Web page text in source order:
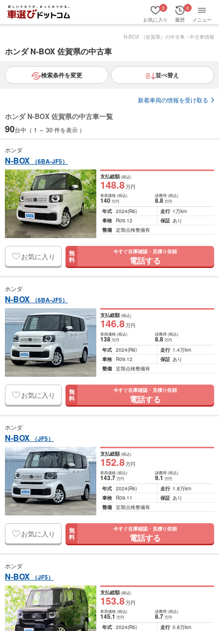
お気に入り
0
履歴
0
メニュー
N-BOX （佐賀県）の中古車・中古車情報
ホンダ N-BOX 佐賀県の中古車
検索条件を変更 並べ替え
新着車両の情報を受け取る
ホンダ N-BOX 佐賀県の中古車一覧
90台中（ 1 ～ 30 件を表示 ）
ホンダ
N-BOX （6BA-JF5）
支払総額(税込)
148.8万円
車両価格(税込)
140万円
諸費用 (税込)
8.8 万円
年式 2024(R6) 走行 1万km
車検
R09.12 保証 あり
整備 定期点検整備有
お気に入り 無
料
今すぐ在庫確認・見積り依頼
電話する
ホンダ
N-BOX （6BA-JF5）
支払総額(税込)
146.8万円
車両価格(税込)
138万円
諸費用 (税込)
8.8 万円
年式 2024(R6) 走行 1.4万km
車検
R09.12 保証 あり
整備 定期点検整備有
お気に入り 無
料
今すぐ在庫確認・見積り依頼
電話する
ホンダ
N-BOX （JF5）
支払総額(税込)
152.8万円
車両価格(税込)
143.7万円
諸費用 (税込)
9.1 万円
年式 2024(R6) 走行 1.8万km
車検
R09.11 保証 あり
整備 定期点検整備有
お気に入り 無
料
今すぐ在庫確認・見積り依頼
電話する
ホンダ
N-BOX （JF5）
支払総額(税込)
153.8万円
車両価格(税込)
145.1万円
諸費用 (税込)
8.7 万円
年式 2024(R6) 走行 0.8万km